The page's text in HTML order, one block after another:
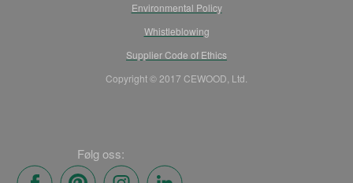
Environmental Policy
Whistleblowing
Supplier Code of Ethics
Copyright © 2017 CEWOOD, Ltd.
Følg oss: